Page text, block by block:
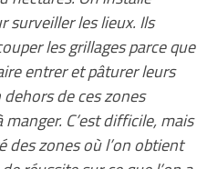
surveiller les lieux. Ils
les grillages parce que
entrer et pâturer leurs
de ces zones
C’est difficile, mais
des zones où l’on obtient